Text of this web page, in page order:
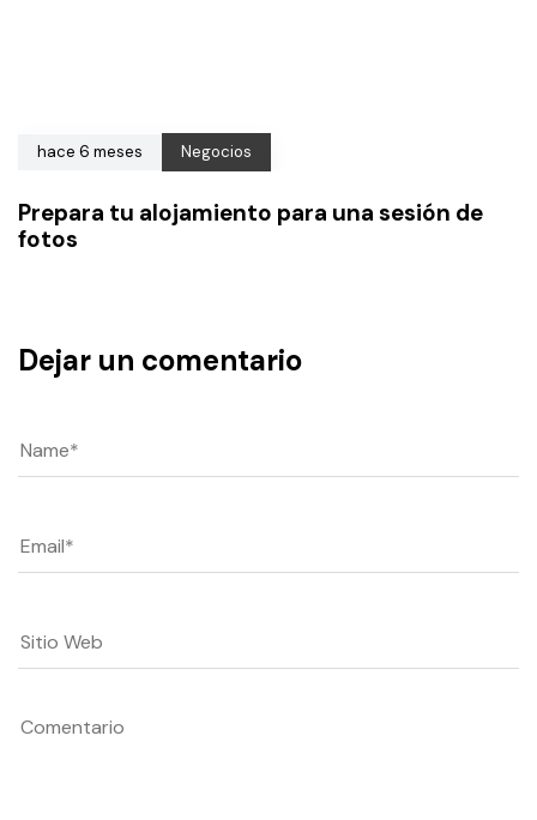
hace 6 meses Negocios
Prepara tu alojamiento para una sesión de
fotos
Dejar un comentario